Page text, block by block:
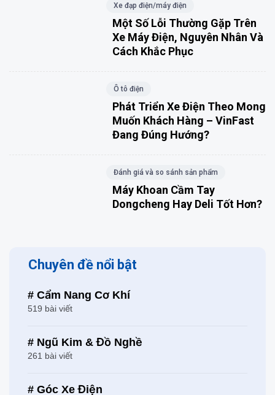
Xe đạp điện/máy điện
Một Số Lỗi Thường Gặp Trên
Xe Máy Điện, Nguyên Nhân Và
Cách Khắc Phục
Ô tô điện
Phát Triển Xe Điện Theo Mong
Muốn Khách Hàng – VinFast
Đang Đúng Hướng?
Đánh giá và so sánh sản phẩm
Máy Khoan Cầm Tay
Dongcheng Hay Deli Tốt Hơn?
Chuyên đề nổi bật
# Cẩm Nang Cơ Khí
519 bài viết
# Ngũ Kim & Đồ Nghề
261 bài viết
# Góc Xe Điện